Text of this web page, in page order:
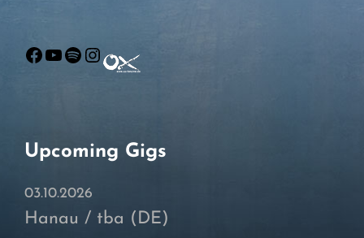
Facebook
YouTube
Spotify
Instagram
Upcoming Gigs
03.10.2026
Hanau / tba (DE)